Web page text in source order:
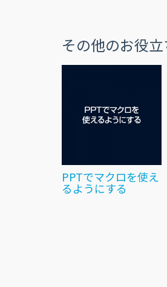
その他のお役
PPTでマクロを使え
るようにする